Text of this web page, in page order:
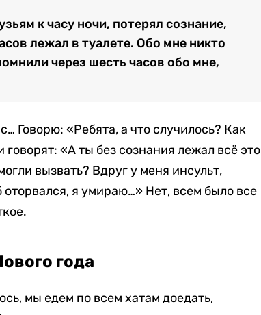
к часу ночи, потерял сознание,
лежал в туалете. Обо мне никто
через шесть часов обо мне,
Говорю: «Ребята, а что случилось? Как
«А ты без сознания лежал всё это
вызвать? Вдруг у меня инсульт,
я умираю…» Нет, всем было все
года
мы едем по всем хатам доедать,